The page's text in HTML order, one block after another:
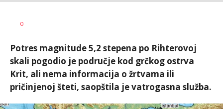
AUTOR
0
Potres magnitude 5,2 stepena po Rihterovoj
skali pogodio je područje kod grčkog ostrva
Krit, ali nema informacija o žrtvama ili
pričinjenoj šteti, saopštila je vatrogasna služba.